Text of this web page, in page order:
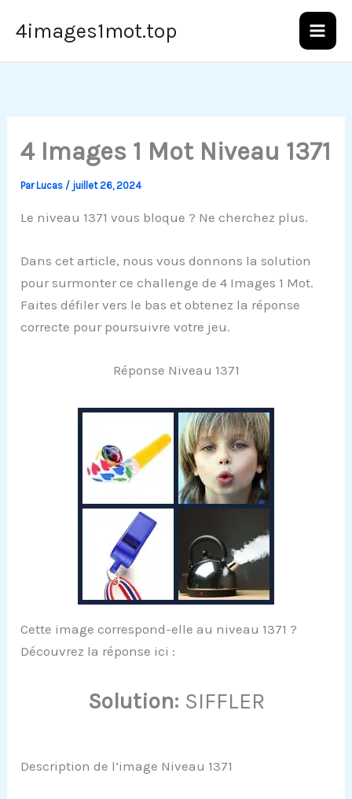
4images1mot.top
4 Images 1 Mot Niveau 1371
ParLucas / juillet 26, 2024
Le niveau 1371 vous bloque ? Ne cherchez plus.
Dans cet article, nous vous donnons la solution
pour surmonter ce challenge de 4 Images 1 Mot.
Faites défiler vers le bas et obtenez la réponse
correcte pour poursuivre votre jeu.
Réponse Niveau 1371
Cette image correspond-elle au niveau 1371 ?
Découvrez la réponse ici :
Solution: SIFFLER
Description de l’image Niveau 1371